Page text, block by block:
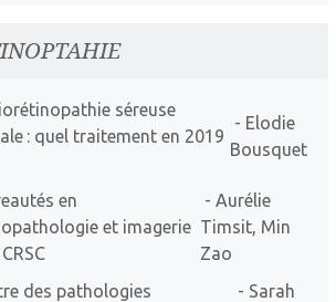
séreuse
: quel traitement en 2019
- Elodie
Bousquet
en
et imagerie
- Aurélie
Timsit, Min
Zao
des pathologies
- Sarah